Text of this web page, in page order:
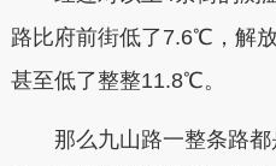
路比府前街低了7.6℃，解
甚至低了整整11.8℃。
那么九山路一整条路都